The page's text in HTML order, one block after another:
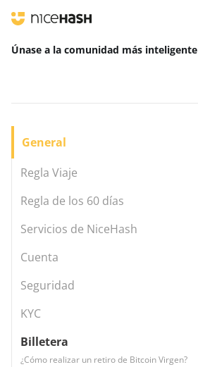
Únase a la comunidad más inteligente
General
Regla Viaje
Regla de los 60 días
Servicios de NiceHash
Cuenta
Seguridad
KYC
Billetera
¿Cómo realizar un retiro de Bitcoin Virgen?